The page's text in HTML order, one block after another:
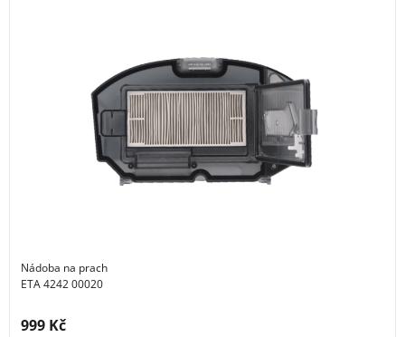
Nádoba na prach
ETA 4242 00020
Cena s DPH:
999 Kč